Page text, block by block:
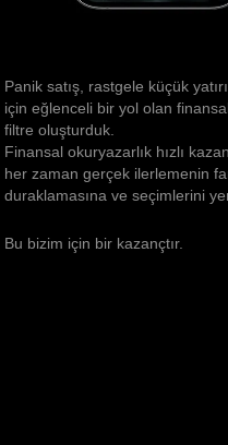
Panik satış, rastgele küçük
için eğlenceli bir yol olan
filtre oluşturduk.
Finansal okuryazarlık hızlı
her zaman gerçek ilerlemenin
duraklamasına ve seçimlerini
Bu bizim için bir kazançtır.